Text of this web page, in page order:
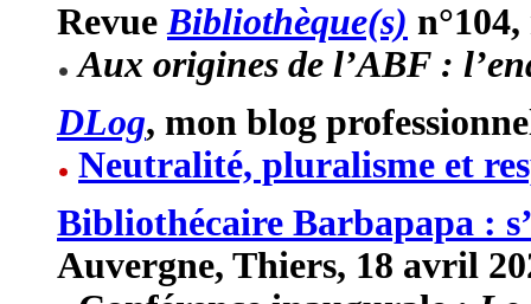
RevueBibliothèque(s)
Aux origines de l’ABF :
DLog, mon blog
Neutralité, pluralisme et
Bibliothécaire Barbapapa :
Auvergne, Thiers, 18 avril